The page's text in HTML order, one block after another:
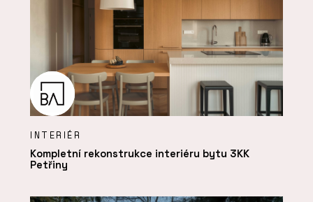
INTERIÉR
Kompletní rekonstrukce interiéru bytu 3KK
Petřiny